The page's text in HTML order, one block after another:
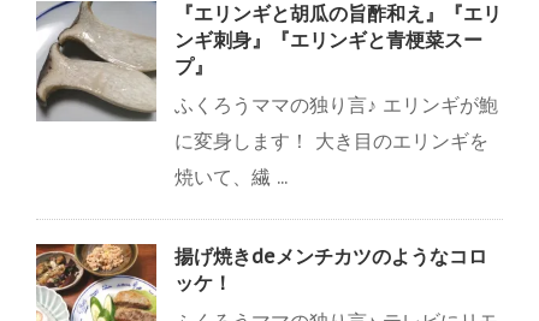
『エリンギと胡瓜の旨酢和え』『エリ
ンギ刺身』『エリンギと青梗菜スー
プ』
ふくろうママの独り言♪ エリンギが鮑
に変身します！ 大き目のエリンギを
焼いて、繊 ...
揚げ焼きdeメンチカツのようなコロ
ッケ！